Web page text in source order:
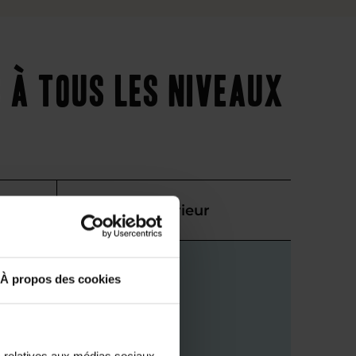
À propos des cookies
à tous les niveaux
Supérieur